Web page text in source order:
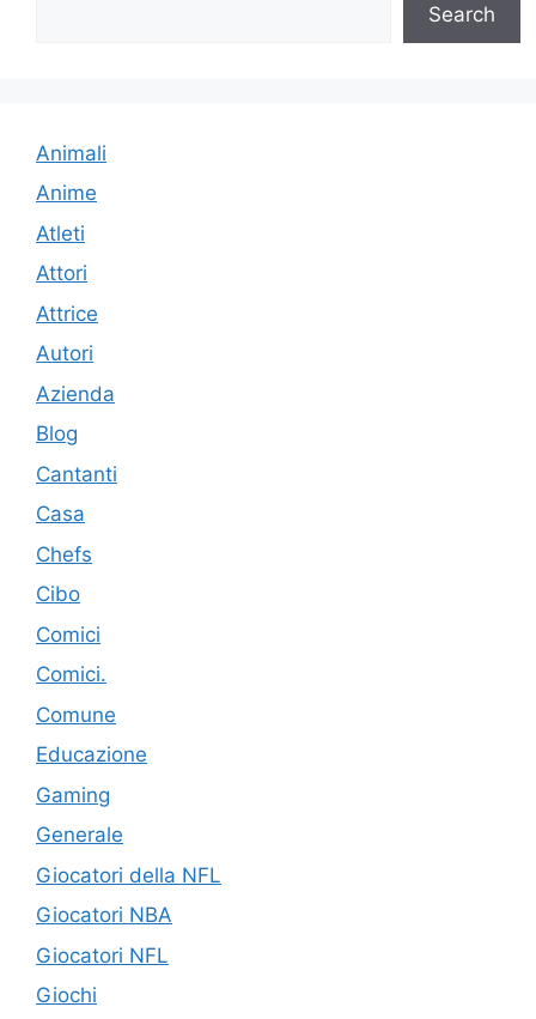
Search
Animali
Anime
Atleti
Attori
Attrice
Autori
Azienda
Blog
Cantanti
Casa
Chefs
Cibo
Comici
Comici.
Comune
Educazione
Gaming
Generale
Giocatori della NFL
Giocatori NBA
Giocatori NFL
Giochi